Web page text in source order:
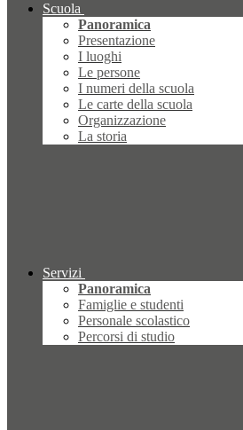
Scuola
Panoramica
Presentazione
I luoghi
Le persone
I numeri della scuola
Le carte della scuola
Organizzazione
La storia
Servizi
Panoramica
Famiglie e studenti
Personale scolastico
Percorsi di studio